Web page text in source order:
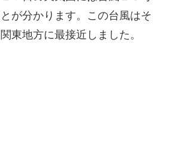
が分かります。この台風はそ
東地方に最接近しました。